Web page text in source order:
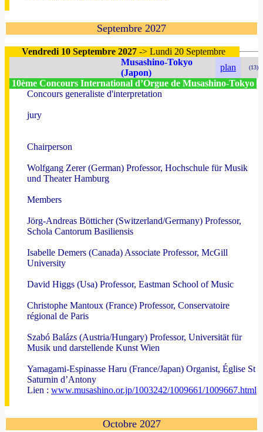
Septembre 2027
Vendredi 10 Septembre 2027-> Lundi 20 Septembre
Musashino-Tokyo
(Japon)
plan (13)
10ème Concours International d’Orgue de Musashino-Tokyo
Concours generaliste d'interpretation
jury
Chairperson
Wolfgang Zerer (German) Professor, Hochschule für Musik
und Theater Hamburg
Members
Jörg-Andreas Bötticher (Switzerland/Germany) Professor,
Schola Cantorum Basiliensis
Isabelle Demers (Canada) Associate Professor, McGill
University
David Higgs (Usa) Professor, Eastman School of Music
Christophe Mantoux (France) Professor, Conservatoire
régional de Paris
Szabó Balázs (Austria/Hungary) Professor, Universität für
Musik und darstellende Kunst Wien
Yamagami-Espinasse Haru (France/Japan) Organist, Église St
Saturnin d’Antony
Lien : www.musashino.or.jp/1003242/1009661/1009667.html
Octobre 2027